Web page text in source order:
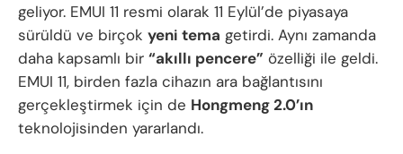
geliyor. EMUI 11 resmi olarak 11 Eylül’de piyasaya
sürüldü ve birçok yeni tema getirdi. Aynı zamanda
daha kapsamlı bir “akıllı pencere” özelliği ile geldi.
EMUI 11, birden fazla cihazın ara bağlantısını
gerçekleştirmek için de Hongmeng 2.0’ın
teknolojisinden yararlandı.